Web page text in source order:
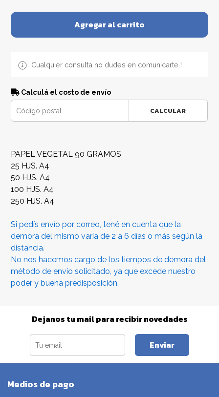
Agregar al carrito
Cualquier consulta no dudes en comunicarte !
Calculá el costo de envío
CALCULAR
PAPEL VEGETAL 90 GRAMOS
25 HJS. A4
50 HJS. A4
100 HJS. A4
250 HJS. A4
Si pedís envío por correo, tené en cuenta que la
demora del mismo varía de 2 a 6 días o más según la
distancia.
No nos hacemos cargo de los tiempos de demora del
método de envío solicitado, ya que excede nuestro
poder y buena predisposición.
Dejanos tu mail para recibir novedades
Enviar
Medios de pago